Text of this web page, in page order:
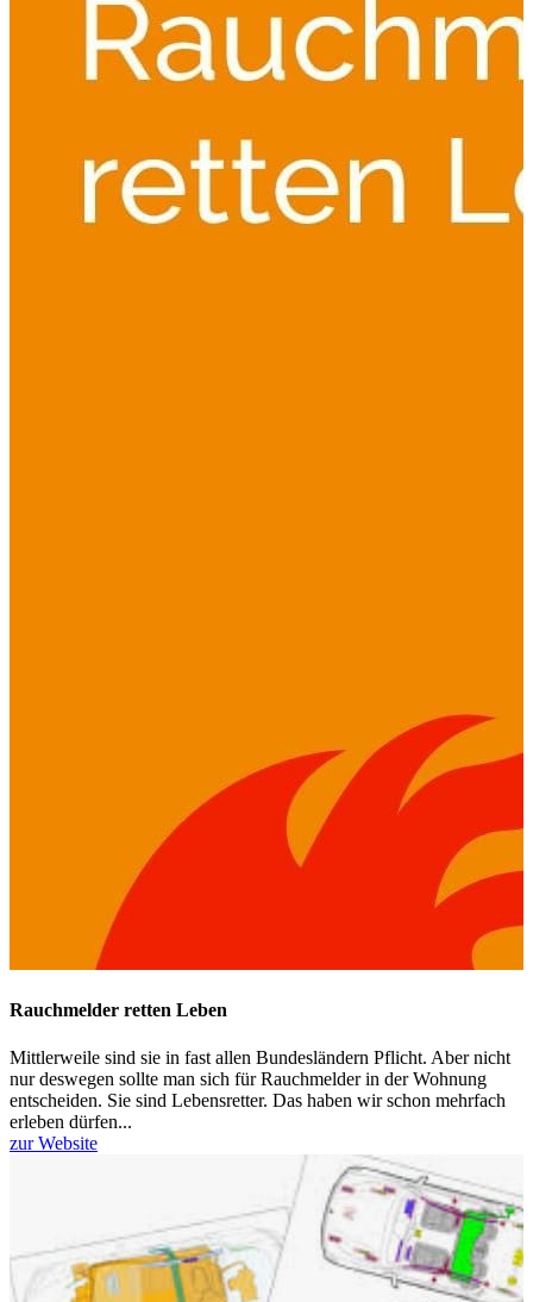
Rauchmelder retten Leben
Mittlerweile sind sie in fast allen Bundesländern Pflicht. Aber nicht
nur deswegen sollte man sich für Rauchmelder in der Wohnung
entscheiden. Sie sind Lebensretter. Das haben wir schon mehrfach
erleben dürfen...
zur Website